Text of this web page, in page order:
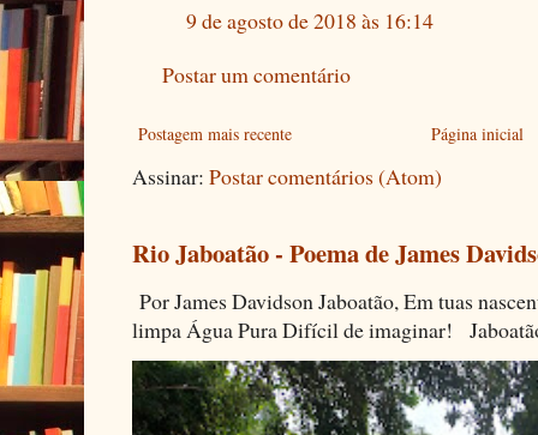
9 de agosto de 2018 às 16:14
Postar um comentário
Postagem mais recente Página inicial
Assinar: Postar comentários (Atom)
Rio Jaboatão - Poema de James
Por James Davidson Jaboatão, Em tuas
limpa Água Pura Difícil de imaginar!